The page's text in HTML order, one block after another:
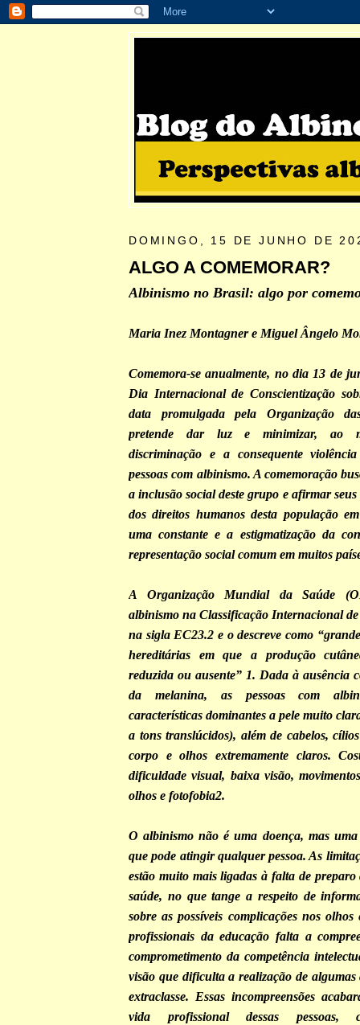
DOMINGO, 15 DE JUNHO DE
ALGO A COMEMORAR?
Albinismo no Brasil: algo por
Maria Inez Montagner e Miguel Ângelo
Comemora-se anualmente, no dia 13 de
Dia Internacional de Conscientização
data promulgada pela Organização
pretende dar luz e minimizar, ao
discriminação e a consequente
pessoas com albinismo. A comemoração
a inclusão social deste grupo e afirmar
dos direitos humanos desta população
uma constante e a estigmatização da
representação social comum em muitos
A Organização Mundial da Saúde
albinismo na Classificação Internacional
na sigla EC23.2 e o descreve como
hereditárias em que a produção
reduzida ou ausente” 1. Dada à ausência
da melanina, as pessoas com
características dominantes a pele muito
a tons translúcidos), além de cabelos,
corpo e olhos extremamente claros.
dificuldade visual, baixa visão,
olhos e fotofobia2.
O albinismo não é uma doença, mas
que pode atingir qualquer pessoa. As
estão muito mais ligadas à falta de
saúde, no que tange a respeito de
sobre as possíveis complicações nos
profissionais da educação falta a
comprometimento da competência
visão que dificulta a realização de algumas
extraclasse. Essas incompreensões
vida profissional dessas pessoas,